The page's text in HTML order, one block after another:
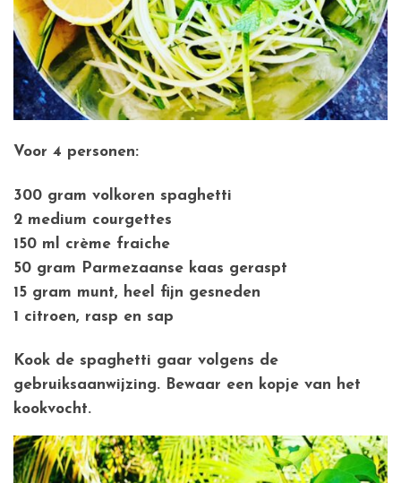
Voor 4 personen:
300 gram volkoren spaghetti
2 medium courgettes
150 ml crème fraiche
50 gram Parmezaanse kaas geraspt
15 gram munt, heel fijn gesneden
1 citroen, rasp en sap
Kook de spaghetti gaar volgens de
gebruiksaanwijzing. Bewaar een kopje van het
kookvocht.